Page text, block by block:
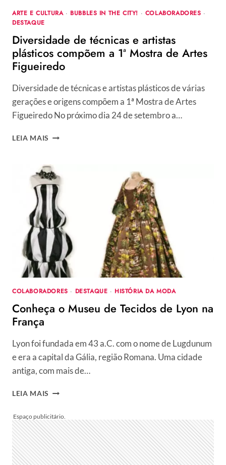
ARTE E CULTURA· BUBBLES IN THE CITY! · COLABORADORES ·
DESTAQUE
Diversidade de técnicas e artistas
plásticos compõem a 1ª Mostra de Artes
Figueiredo
Diversidade de técnicas e artistas plásticos de várias
gerações e origens compõem a 1ª Mostra de Artes
Figueiredo No próximo dia 24 de setembro a…
LEIA MAIS DIVERSIDADE
E
ARTISTAS
PLÁSTICOS
COMPÕEM
A
1ª
MOSTRA
DE
ARTES
FIGUEIREDO
COLABORADORES · DESTAQUE · HISTÓRIA DA MODA
Conheça o Museu de Tecidos de Lyon na
França
Lyon foi fundada em 43 a.C. com o nome de Lugdunum
e era a capital da Gália, região Romana. Uma cidade
antiga, com mais de…
LEIA MAIS CONHEÇA
DE
TECIDOS
DE
LYON